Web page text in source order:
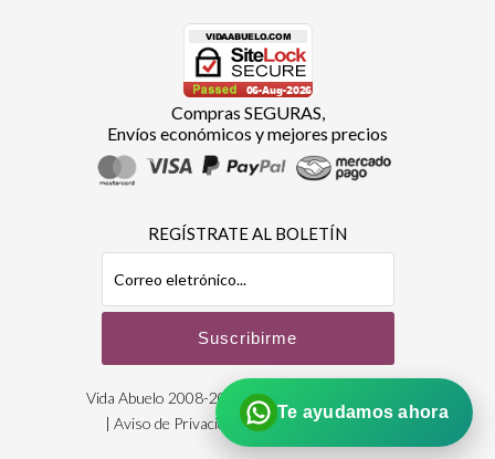
Compras SEGURAS,
Envíos económicos y mejores precios
REGÍSTRATE AL BOLETÍN
Vida Abuelo 2008-2026 | Derechos Reservados
| Aviso de Privacidad| Designed by:Bioxnet
Te ayudamos ahora